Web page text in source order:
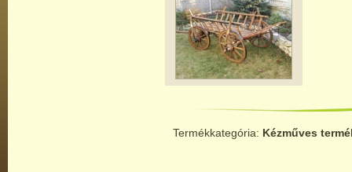
Termékkategória: Kézműves